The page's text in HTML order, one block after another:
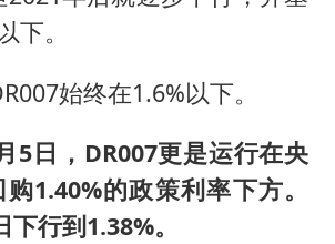
下。
始终在1.6%以下。
5日，DR007更是运行在央
1.40%的政策利率下方。
行到1.38%。